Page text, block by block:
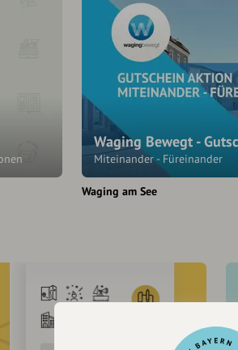
Waging Bewegt -
Miteinander - Füreinander
Waging am See